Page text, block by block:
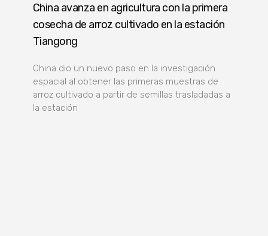
China avanza en agricultura con la primera
cosecha de arroz cultivado en la estación
Tiangong
China dio un nuevo paso en la investigación
espacial al obtener las primeras muestras de
arroz cultivado a partir de semillas trasladadas a
la estación